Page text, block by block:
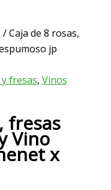
/ Caja de 8 rosas,
jp
y fresas, Vinos
fresas
Vino
x